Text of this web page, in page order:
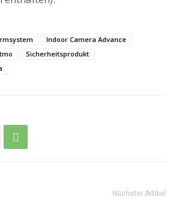
Indoor Camera Advance
Sicherheitsprodukt
Nächster Artikel